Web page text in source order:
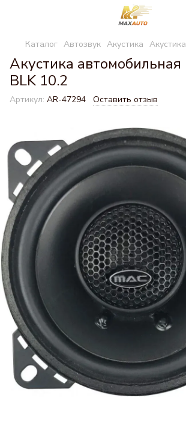
Каталог Автозвук Акустика
Акустика
BLK 10.2
Артикул: AR-47294 Оставить отзыв